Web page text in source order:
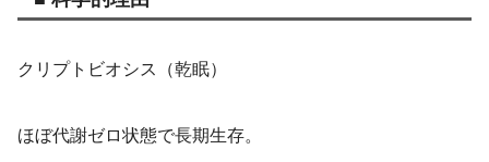
クリプトビオシス（乾眠）
ほぼ代謝ゼロ状態で長期生存。